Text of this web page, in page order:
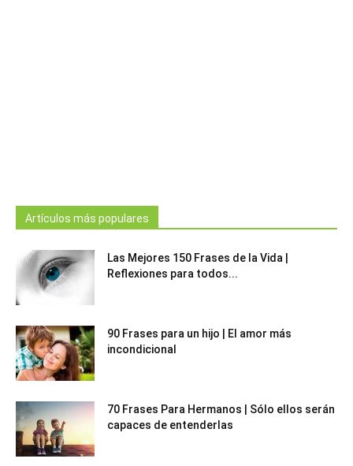
Artículos más populares
Las Mejores 150 Frases de la Vida |
Reflexiones para todos...
90 Frases para un hijo | El amor más
incondicional
70 Frases Para Hermanos | Sólo ellos serán
capaces de entenderlas